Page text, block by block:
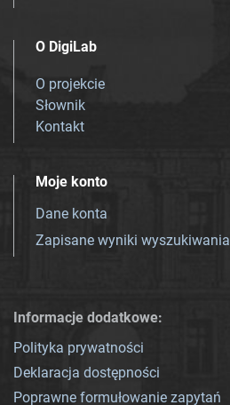
O DigiLab
O projekcie
Słownik
Kontakt
Moje konto
Dane konta
Zapisane wyniki wyszukiwania
Informacje dodatkowe:
Polityka prywatności
Deklaracja dostępności
Poprawne formułowanie zapytań